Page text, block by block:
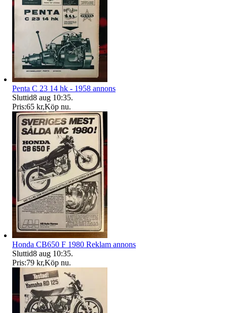
Penta C 23 14 hk - 1958 annons
Sluttid8 aug 10:35.
Pris:65 kr,Köp nu.
Honda CB650 F 1980 Reklam annons
Sluttid8 aug 10:35.
Pris:79 kr,Köp nu.